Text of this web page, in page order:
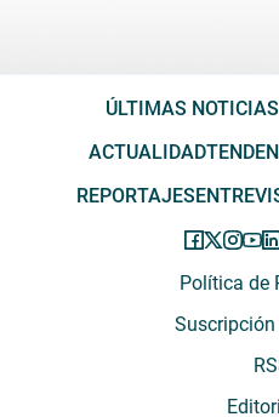
ÚLTIMAS NOTICIAS
ACTUALIDAD
REPORTAJES
Política de